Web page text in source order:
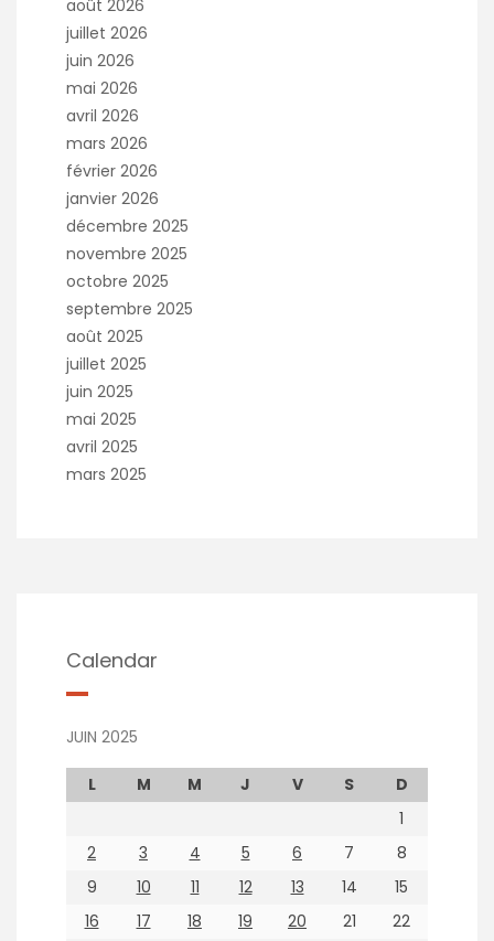
août 2026
juillet 2026
juin 2026
mai 2026
avril 2026
mars 2026
février 2026
janvier 2026
décembre 2025
novembre 2025
octobre 2025
septembre 2025
août 2025
juillet 2025
juin 2025
mai 2025
avril 2025
mars 2025
Calendar
JUIN 2025
L M M J V S
D
1
2
3 4 5 6 7
8
9
10 11 12 13 14
15
16
17 18 19 20 21
22